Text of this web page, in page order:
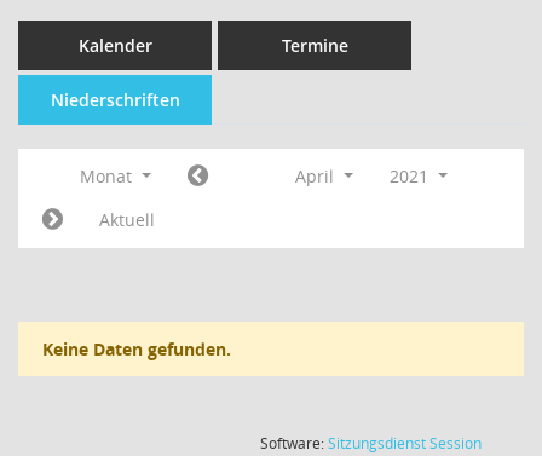
Kalender Termine
Niederschriften
Monat April
2021
Aktuell
Keine Daten gefunden.
Software:SitzungsdienstSession(Wird in